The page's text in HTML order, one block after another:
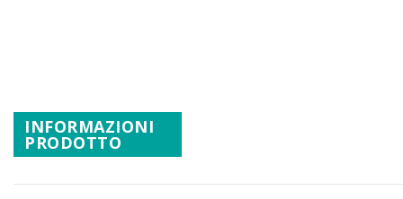
di
immagini
INFORMAZIONI
PRODOTTO